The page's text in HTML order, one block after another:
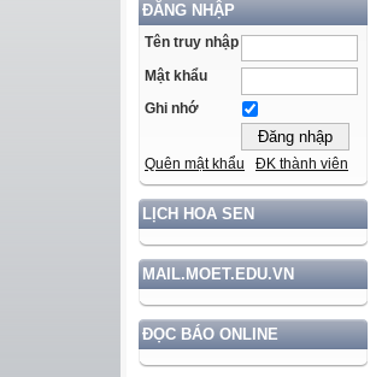
ĐĂNG NHẬP
Tên truy nhập
Mật khẩu
Ghi nhớ
Quên mật khẩu ĐK thành viên
LỊCH HOA SEN
MAIL.MOET.EDU.VN
ĐỌC BÁO ONLINE